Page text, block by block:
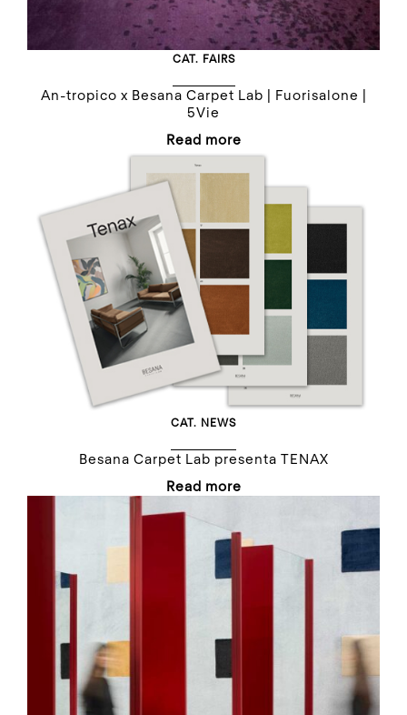
CAT. FAIRS
An-tropico x Besana Carpet Lab | Fuorisalone |
5Vie
Read more
CAT. NEWS
Besana Carpet Lab presenta TENAX
Read more